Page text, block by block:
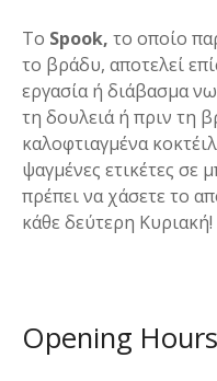
Το Spook, το οποίο
το βράδυ, αποτελεί
εργασία ή διάβασμα
τη δουλειά ή πριν τη
καλοφτιαγμένα
ψαγμένες ετικέτες σε
πρέπει να χάσετε το
κάθε δεύτερη Κυριακή!
Opening Hours